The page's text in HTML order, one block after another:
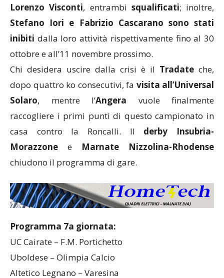
Lorenzo Visconti, entrambi squalificati; inoltre,
Stefano Iori e Fabrizio Cascarano sono stati
inibiti dalla loro attività rispettivamente fino al 30
ottobre e all’11 novembre prossimo.
Chi desidera uscire dalla crisi è il Tradate che,
dopo quattro ko consecutivi, fa visita all’Universal
Solaro, mentre l’Angera vuole finalmente
raccogliere i primi punti di questo campionato in
casa contro la Roncalli. Il derby Insubria-
Morazzone e Marnate Nizzolina-Rhodense
chiudono il programma di gare.